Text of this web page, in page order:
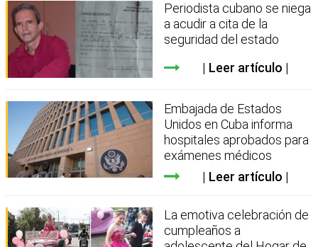
Periodista cubano se niega
a acudir a cita de la
seguridad del estado
Leer artículo
Embajada de Estados
Unidos en Cuba informa
hospitales aprobados para
exámenes médicos
Leer artículo
La emotiva celebración de
cumpleaños a